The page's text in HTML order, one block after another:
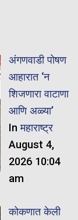
अंगणवाडी पोषण
आहारात ‘न
शिजणारा वाटाणा
आणि अळ्या’
Inमहाराष्ट्र
August 4,
2026 10:04
am
कोकणात केली